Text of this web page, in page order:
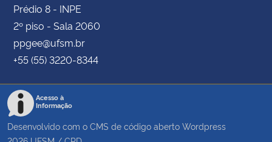
Prédio 8 - INPE
2º piso - Sala 2060
ppgee@ufsm.br
+55 (55) 3220-8344
Acesso à
Informação
Desenvolvido com o CMS de código aberto Wordpress